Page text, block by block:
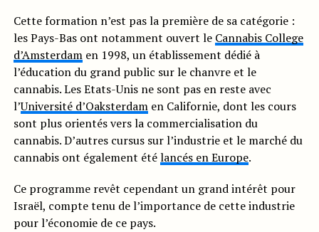
Cette formation n’est pas la première de sa catégorie :
les Pays-Bas ont notamment ouvert le Cannabis College
d’Amsterdamen 1998, un établissement dédié à
l’éducation du grand public sur le chanvre et le
cannabis. Les Etats-Unis ne sont pas en reste avec
l’Université d’Oaksterdamen Californie, dont les cours
sont plus orientés vers la commercialisation du
cannabis. D’autres cursus sur l’industrie et le marché du
cannabis ont également étélancés en Europe.
Ce programme revêt cependant un grand intérêt pour
Israël, compte tenu de l’importance de cette industrie
pour l’économie de ce pays.